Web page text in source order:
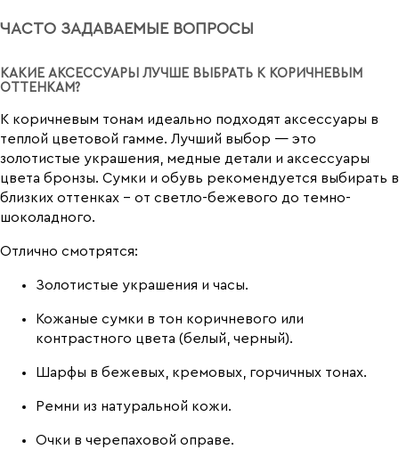
ЧАСТО ЗАДАВАЕМЫЕ ВОПРОСЫ
КАКИЕ АКСЕССУАРЫ ЛУЧШЕ ВЫБРАТЬ К КОРИЧНЕВЫМ
ОТТЕНКАМ?
К коричневым тонам идеально подходят аксессуары в
теплой цветовой гамме. Лучший выбор — это
золотистые украшения, медные детали и аксессуары
цвета бронзы. Сумки и обувь рекомендуется выбирать в
близких оттенках - от светло-бежевого до темно-
шоколадного.
Отлично смотрятся:
Золотистые украшения и часы.
Кожаные сумки в тон коричневого или
контрастного цвета (белый, черный).
Шарфы в бежевых, кремовых, горчичных тонах.
Ремни из натуральной кожи.
Очки в черепаховой оправе.